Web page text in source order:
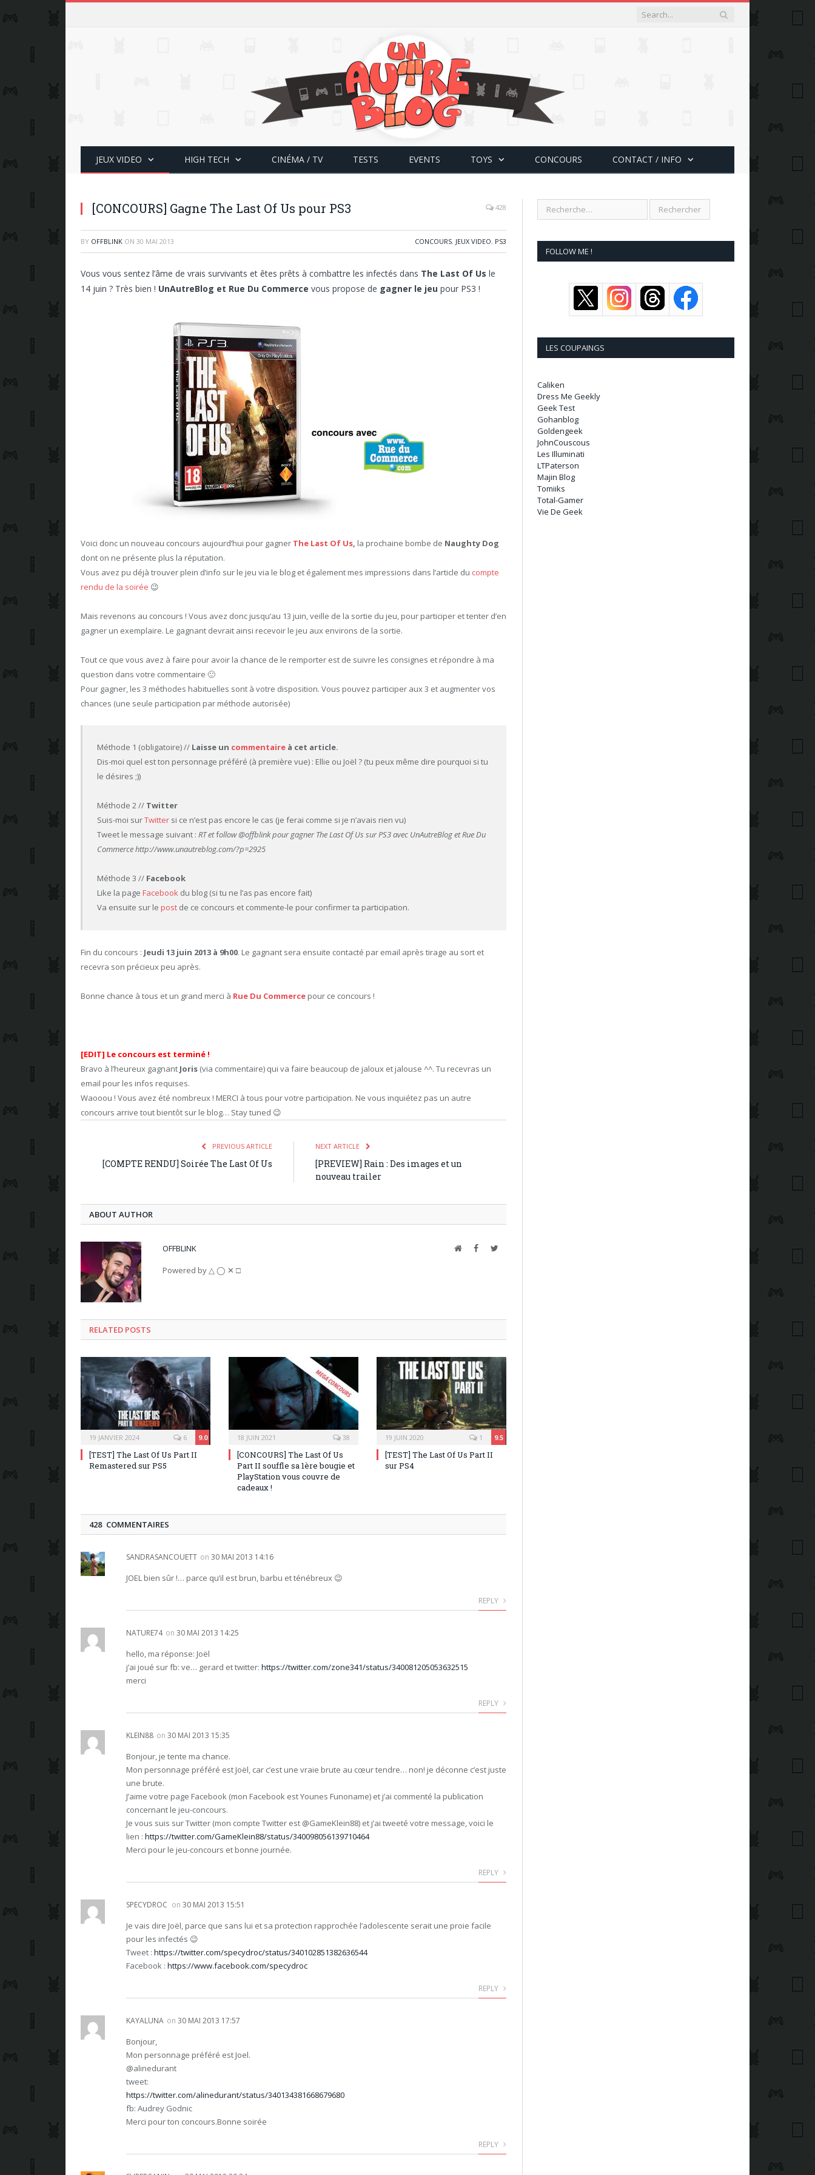
JEUX VIDEO HIGH TECH CINÉMA / TV TESTS EVENTS TOYS CONCOURS CONTACT / INFO
[CONCOURS] Gagne The Last Of Us pour PS3 428
BY OFFBLINK ON 30 MAI 2013 CONCOURS, JEUX VIDEO, PS3
Vous vous sentez l’âme de vrais survivants et êtes prêts à combattre les infectés dans The Last Of Us le
14 juin ? Très bien ! UnAutreBlog et Rue Du Commerce vous propose de gagner le jeu pour PS3 !
Voici donc un nouveau concours aujourd’hui pour gagner The Last Of Us la prochaine bombe de Naughty Dog
dont on ne présente plus la réputation.
Vous avez pu déjà trouver plein d’info sur le jeu via le blog et également mes impressions dans l’article du compte
rendu de la soirée 😉
Mais revenons au concours ! Vous avez donc jusqu’au 13 juin, veille de la sortie du jeu, pour participer et tenter d’en
gagner un exemplaire. Le gagnant devrait ainsi recevoir le jeu aux environs de la sortie.
Tout ce que vous avez à faire pour avoir la chance de le remporter est de suivre les consignes et répondre à ma
question dans votre commentaire 🙂
Pour gagner, les 3 méthodes habituelles sont à votre disposition. Vous pouvez participer aux 3 et augmenter vos
chances (une seule participation par méthode autorisée)
Méthode 1 (obligatoire) // Laisse un commentaire à cet article.
Dis-moi quel est ton personnage préféré (à première vue) : Ellie ou Joël ? (tu peux même dire pourquoi si tu
le désires ;))
Méthode 2 // Twitter
Suis-moi surTwitter si ce n’est pas encore le cas (je ferai comme si je n’avais rien vu)
Tweet le message suivant :RT etfollow @offblink pour gagner The Last Of Us sur PS3 avec UnAutreBlog et Rue Du
Commerce http://www.unautreblog.com/?p=2925
Méthode 3 // Facebook
Like la page Facebook du blog (si tu ne l’as pas encore fait)
Va ensuite sur lepost de ce concours et commente-le pour confirmer ta participation.
Fin du concours : Jeudi 13 juin 2013 à 9h00. Le gagnant sera ensuite contacté par email après tirage au sort et
recevra son précieux peu après.
Bonne chance à tous et un grand merci à Rue Du Commerce pour ce concours !
[EDIT] Le concours est terminé !
Bravo à l’heureux gagnant Joris (via commentaire) qui va faire beaucoup de jaloux et jalouse ^^. Tu recevras un
email pour les infos requises.
Waooou ! Vous avez été nombreux ! MERCI à tous pour votre participation. Ne vous inquiétez pas un autre
concours arrive tout bientôt sur le blog… Stay tuned 😉
PREVIOUS ARTICLE
[COMPTE RENDU] Soirée The Last Of Us
NEXT ARTICLE
[PREVIEW] Rain : Des images et un
nouveau trailer
ABOUT AUTHOR
OFFBLINK WebsiteFacebookTwitter
Powered by △ ◯ ✕ □
RELATED POSTS
19 JANVIER 2024 9.0
6
[TEST] The Last Of Us Part II
Remastered sur PS5
18 JUIN 2021 38
[CONCOURS] The Last Of Us
Part II souffle sa 1ère bougie et
PlayStation vous couvre de
cadeaux !
19 JUIN 2020 9.5
1
[TEST] The Last Of Us Part II
sur PS4
428 COMMENTAIRES
SANDRASANCOUETT on 30 MAI 2013 14:16
JOEL bien sûr !… parce qu’il est brun, barbu et ténébreux 😉
REPLY
NATURE74 on 30 MAI 2013 14:25
hello, ma réponse: Joël
j’ai joué sur fb: ve… gerard et twitter: https://twitter.com/zone341/status/340081205053632515
merci
REPLY
KLEIN88 on 30 MAI 2013 15:35
Bonjour, je tente ma chance.
Mon personnage préféré est Joël, car c’est une vraie brute au cœur tendre… non! je déconne c’est juste
une brute.
J’aime votre page Facebook (mon Facebook est Younes Funoname) et j’ai commenté la publication
concernant le jeu-concours.
Je vous suis sur Twitter (mon compte Twitter est @GameKlein88) et j’ai tweeté votre message, voici le
lien : https://twitter.com/GameKlein88/status/340098056139710464
Merci pour le jeu-concours et bonne journée.
REPLY
SPECYDROC on 30 MAI 2013 15:51
Je vais dire Joël, parce que sans lui et sa protection rapprochée l’adolescente serait une proie facile
pour les infectés 😉
Tweet : https://twitter.com/specydroc/status/340102851382636544
Facebook : https://www.facebook.com/specydroc
REPLY
KAYALUNA on 30 MAI 2013 17:57
Bonjour,
Mon personnage préféré est Joel.
@alinedurant
tweet:
https://twitter.com/alinedurant/status/340134381668679680
fb: Audrey Godnic
Merci pour ton concours.Bonne soirée
REPLY
FOLLOW ME !
LES COUPAINGS
Caliken
Dress Me Geekly
Geek Test
Gohanblog
Goldengeek
JohnCouscous
Les Illuminati
LTPaterson
Majin Blog
Tomiiks
Total-Gamer
Vie De Geek